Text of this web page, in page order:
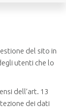
del sito in
utenti che lo
dell’art. 13
dei dati